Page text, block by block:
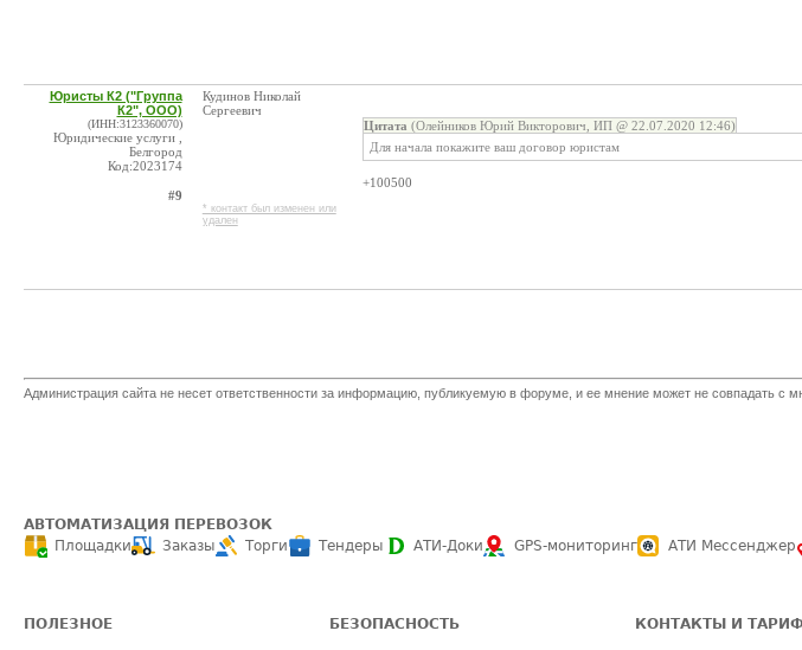
Юристы К2 ("Группа
К2", ООО)
(ИНН:3123360070)
Юридические услуги ,
Белгород
Код:2023174
#9
Кудинов Николай
Сергеевич
* контакт был изменен или
удален
Цитата (Олейников Юрий Викторович, ИП @ 22.07.2020 12:46)
Для начала покажите ваш договор юристам
+100500
Администрация сайта не несет ответственности за информацию, публикуемую в форуме, и ее мнение может не совпадать с
АВТОМАТИЗАЦИЯ ПЕРЕВОЗОК
Площадки
Заказы Торги Тендеры АТИ-Доки GPS-мониторинг АТИ Мессенджер
ПОЛЕЗНОЕ БЕЗОПАСНОСТЬ КОНТАКТЫ И